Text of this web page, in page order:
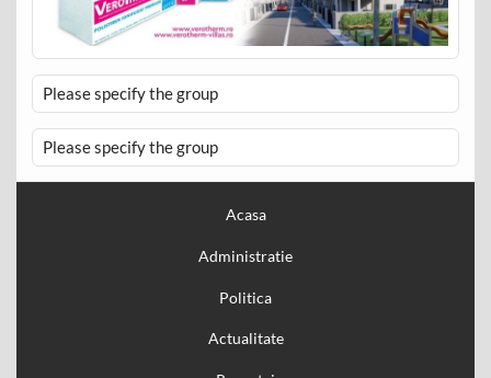
Please specify the group
Please specify the group
Acasa
Administratie
Politica
Actualitate